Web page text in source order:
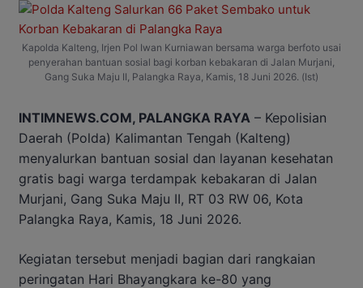
Kapolda Kalteng, Irjen Pol Iwan Kurniawan bersama warga berfoto usai
penyerahan bantuan sosial bagi korban kebakaran di Jalan Murjani,
Gang Suka Maju II, Palangka Raya, Kamis, 18 Juni 2026. (Ist)
INTIMNEWS.COM, PALANGKA RAYA – Kepolisian
Daerah (Polda) Kalimantan Tengah (Kalteng)
menyalurkan bantuan sosial dan layanan kesehatan
gratis bagi warga terdampak kebakaran di Jalan
Murjani, Gang Suka Maju II, RT 03 RW 06, Kota
Palangka Raya, Kamis, 18 Juni 2026.
Kegiatan tersebut menjadi bagian dari rangkaian
peringatan Hari Bhayangkara ke-80 yang